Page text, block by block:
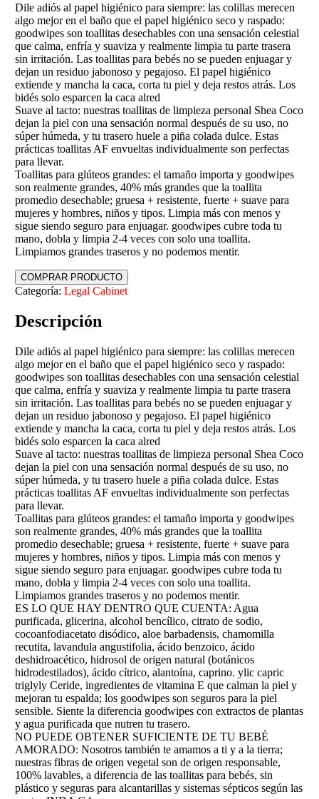
Dile adiós al papel higiénico para siempre: las colillas merecen
algo mejor en el baño que el papel higiénico seco y raspado:
goodwipes son toallitas desechables con una sensación celestial
que calma, enfría y suaviza y realmente limpia tu parte trasera
sin irritación. Las toallitas para bebés no se pueden enjuagar y
dejan un residuo jabonoso y pegajoso. El papel higiénico
extiende y mancha la caca, corta tu piel y deja restos atrás. Los
bidés solo esparcen la caca alred
Suave al tacto: nuestras toallitas de limpieza personal Shea Coco
dejan la piel con una sensación normal después de su uso, no
súper húmeda, y tu trasero huele a piña colada dulce. Estas
prácticas toallitas AF envueltas individualmente son perfectas
para llevar.
Toallitas para glúteos grandes: el tamaño importa y goodwipes
son realmente grandes, 40% más grandes que la toallita
promedio desechable; gruesa + resistente, fuerte + suave para
mujeres y hombres, niños y tipos. Limpia más con menos y
sigue siendo seguro para enjuagar. goodwipes cubre toda tu
mano, dobla y limpia 2-4 veces con solo una toallita.
Limpiamos grandes traseros y no podemos mentir.
COMPRAR PRODUCTO
Categoría:Legal Cabinet
Descripción
Dile adiós al papel higiénico para siempre: las colillas merecen
algo mejor en el baño que el papel higiénico seco y raspado:
goodwipes son toallitas desechables con una sensación celestial
que calma, enfría y suaviza y realmente limpia tu parte trasera
sin irritación. Las toallitas para bebés no se pueden enjuagar y
dejan un residuo jabonoso y pegajoso. El papel higiénico
extiende y mancha la caca, corta tu piel y deja restos atrás. Los
bidés solo esparcen la caca alred
Suave al tacto: nuestras toallitas de limpieza personal Shea Coco
dejan la piel con una sensación normal después de su uso, no
súper húmeda, y tu trasero huele a piña colada dulce. Estas
prácticas toallitas AF envueltas individualmente son perfectas
para llevar.
Toallitas para glúteos grandes: el tamaño importa y goodwipes
son realmente grandes, 40% más grandes que la toallita
promedio desechable; gruesa + resistente, fuerte + suave para
mujeres y hombres, niños y tipos. Limpia más con menos y
sigue siendo seguro para enjuagar. goodwipes cubre toda tu
mano, dobla y limpia 2-4 veces con solo una toallita.
Limpiamos grandes traseros y no podemos mentir.
ES LO QUE HAY DENTRO QUE CUENTA: Agua
purificada, glicerina, alcohol bencílico, citrato de sodio,
cocoanfodiacetato disódico, aloe barbadensis, chamomilla
recutita, lavandula angustifolia, ácido benzoico, ácido
deshidroacético, hidrosol de origen natural (botánicos
hidrodestilados), ácido cítrico, alantoína, caprino. ylic capric
triglyly Ceride, ingredientes de vitamina E que calman la piel y
mejoran tu espalda; los goodwipes son seguros para la piel
sensible. Siente la diferencia goodwipes con extractos de plantas
y agua purificada que nutren tu trasero.
NO PUEDE OBTENER SUFICIENTE DE TU BEBÉ
AMORADO: Nosotros también te amamos a ti y a la tierra;
nuestras fibras de origen vegetal son de origen responsable,
100% lavables, a diferencia de las toallitas para bebés, sin
plástico y seguras para alcantarillas y sistemas sépticos según las